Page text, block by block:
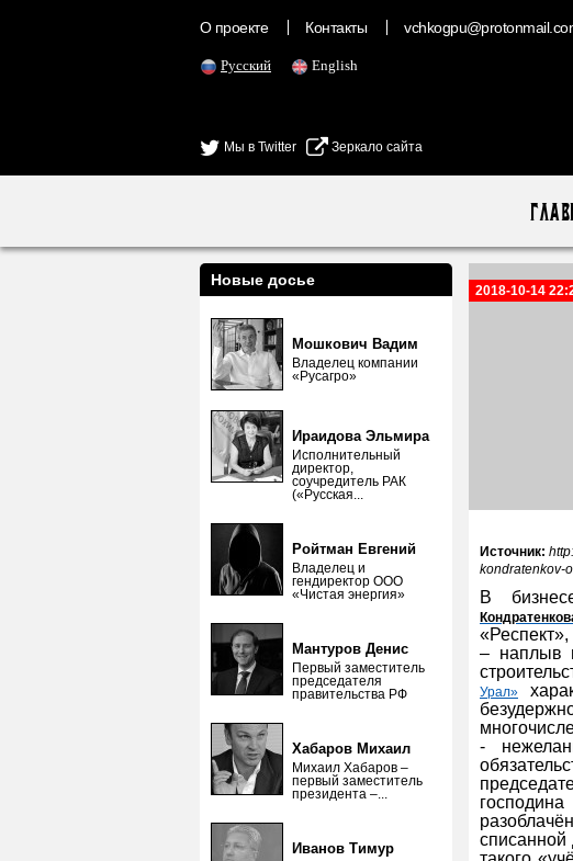
О проекте Контакты
Русский English
Мы в Twitter Зеркало сайта
Новые досье
Мошкович Вадим
Владелец компании
«Русагро»
Ираидова Эльмира
Исполнительный
директор,
соучредитель РАК
(«Русская...
Ройтман Евгений
Владелец и
гендиректор ООО
«Чистая энергия»
Мантуров Денис
Первый заместитель
председателя
правительства РФ
Хабаров Михаил
Михаил Хабаров –
первый заместитель
президента –...
Иванов Тимур
2018-10-14
Источник:
kondratenkov-
В
– наплыв
Урал»
-
списанной